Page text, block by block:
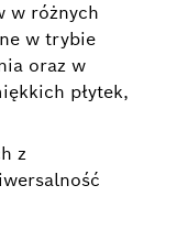
w różnych
w trybie
oraz w
płytek,
z